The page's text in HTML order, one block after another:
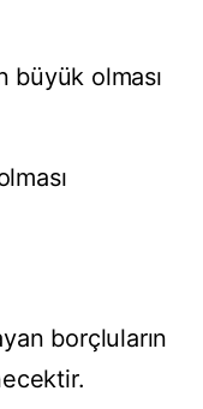
büyük olması
borçluların